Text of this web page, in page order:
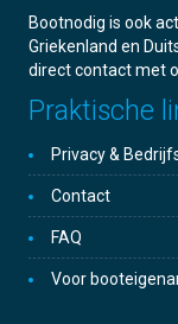
Bootnodig is ook
Griekenland en
direct contact met
Praktische
Privacy &
Contact
FAQ
Voor